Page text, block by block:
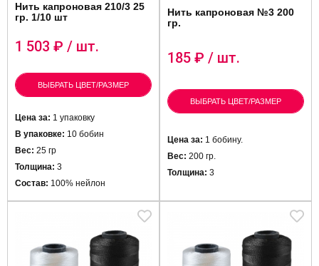
Нить капроновая 210/3 25
гр. 1/10 шт
1 503 ₽ / шт.
ВЫБРАТЬ ЦВЕТ/РАЗМЕР
Цена за: 1 упаковку
В упаковке: 10 бобин
Вес: 25 гр
Толщина: 3
Состав: 100% нейлон
Нить капроновая №3 200
гр.
185 ₽ / шт.
ВЫБРАТЬ ЦВЕТ/РАЗМЕР
Цена за: 1 бобину.
Вес: 200 гр.
Толщина: 3